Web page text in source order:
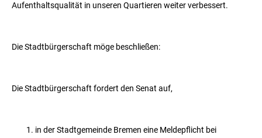
Aufenthaltsqualität in unseren Quartieren weiter verbessert.
Die Stadtbürgerschaft möge beschließen:
Die Stadtbürgerschaft fordert den Senat auf,
in der Stadtgemeinde Bremen eine Meldepflicht bei